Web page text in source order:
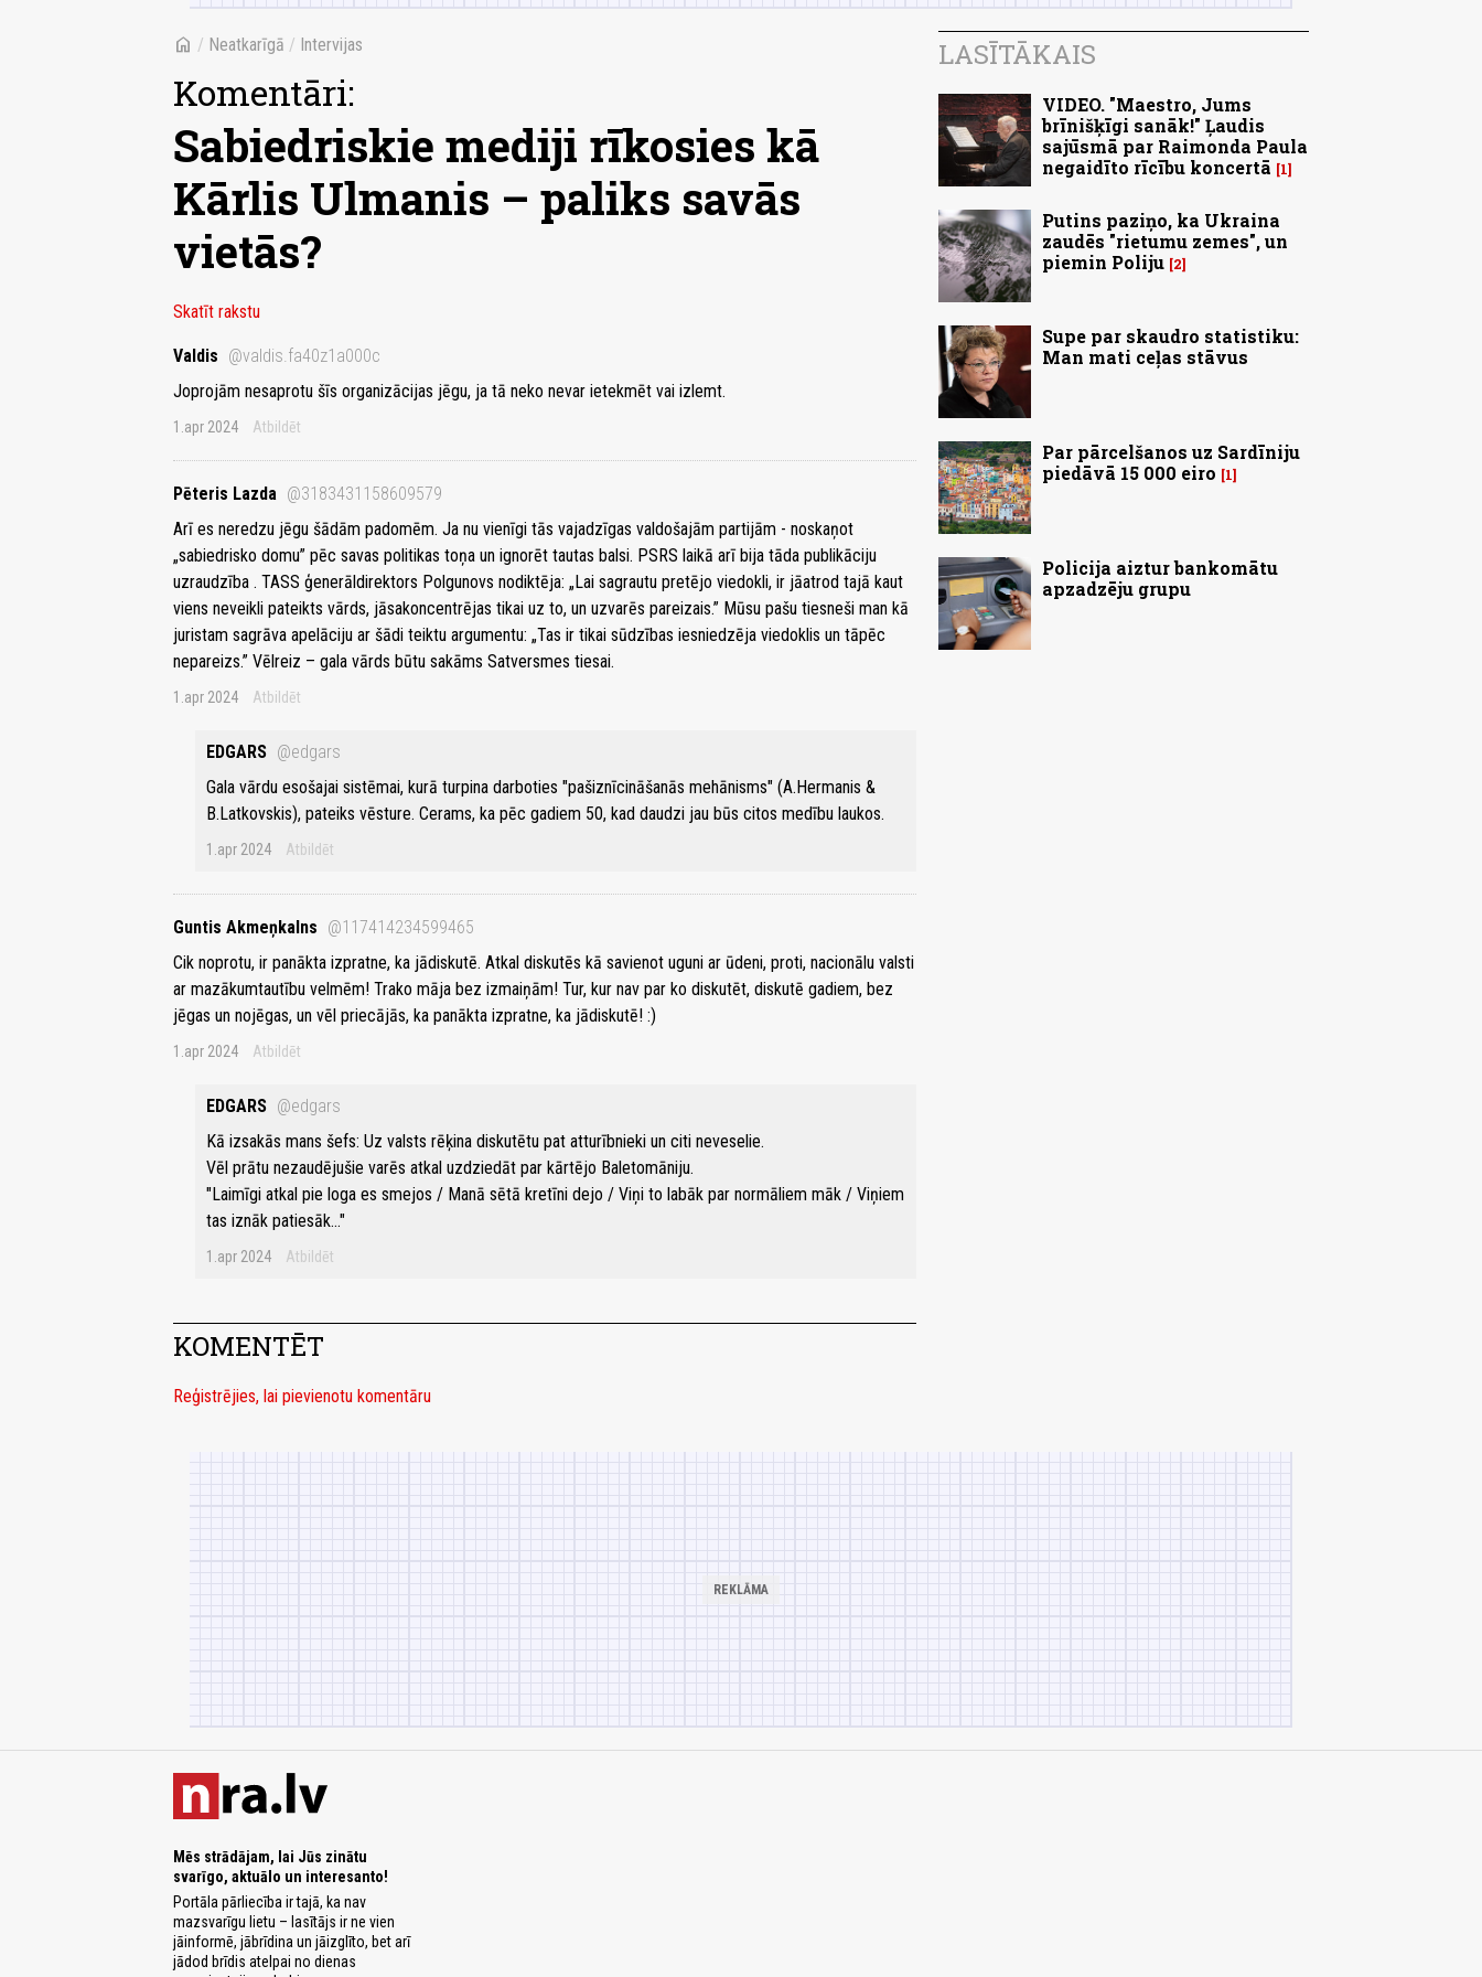
home / Neatkarīgā / Intervijas
Komentāri:
Sabiedriskie mediji rīkosies kā
Kārlis Ulmanis – paliks savās
vietās?
Skatīt rakstu
Valdis @valdis.fa40z1a000c
Joprojām nesaprotu šīs organizācijas jēgu, ja tā neko nevar ietekmēt vai izlemt.
1.apr 2024 Atbildēt
Pēteris Lazda @3183431158609579
Arī es neredzu jēgu šādām padomēm. Ja nu vienīgi tās vajadzīgas valdošajām partijām - noskaņot
„sabiedrisko domu” pēc savas politikas toņa un ignorēt tautas balsi. PSRS laikā arī bija tāda publikāciju
uzraudzība . TASS ģenerāldirektors Polgunovs nodiktēja: „Lai sagrautu pretējo viedokli, ir jāatrod tajā kaut
viens neveikli pateikts vārds, jāsakoncentrējas tikai uz to, un uzvarēs pareizais.” Mūsu pašu tiesneši man kā
juristam sagrāva apelāciju ar šādi teiktu argumentu: „Tas ir tikai sūdzības iesniedzēja viedoklis un tāpēc
nepareizs.” Vēlreiz – gala vārds būtu sakāms Satversmes tiesai.
1.apr 2024 Atbildēt
EDGARS @edgars
Gala vārdu esošajai sistēmai, kurā turpina darboties "pašiznīcināšanās mehānisms" (A.Hermanis &
B.Latkovskis), pateiks vēsture. Cerams, ka pēc gadiem 50, kad daudzi jau būs citos medību laukos.
1.apr 2024 Atbildēt
Guntis Akmeņkalns @117414234599465
Cik noprotu, ir panākta izpratne, ka jādiskutē. Atkal diskutēs kā savienot uguni ar ūdeni, proti, nacionālu valsti
ar mazākumtautību velmēm! Trako māja bez izmaiņām! Tur, kur nav par ko diskutēt, diskutē gadiem, bez
jēgas un nojēgas, un vēl priecājās, ka panākta izpratne, ka jādiskutē! :)
1.apr 2024 Atbildēt
EDGARS @edgars
Kā izsakās mans šefs: Uz valsts rēķina diskutētu pat atturībnieki un citi neveselie.
Vēl prātu nezaudējušie varēs atkal uzdziedāt par kārtējo Baletomāniju.
"Laimīgi atkal pie loga es smejos / Manā sētā kretīni dejo / Viņi to labāk par normāliem māk / Viņiem
tas iznāk patiesāk..."
1.apr 2024 Atbildēt
KOMENTĒT
Reģistrējies, lai pievienotu komentāru
LASĪTĀKAIS
VIDEO. "Maestro, Jums
brīnišķīgi sanāk!" Ļaudis
sajūsmā par Raimonda Paula
negaidīto rīcību koncertā
1
Putins paziņo, ka Ukraina
zaudēs "rietumu zemes", un
piemin Poliju 2
Supe par skaudro statistiku:
Man mati ceļas stāvus
Par pārcelšanos uz Sardīniju
piedāvā 15 000 eiro
1
Policija aiztur bankomātu
apzadzēju grupu
Mēs strādājam, lai Jūs zinātu
svarīgo, aktuālo un interesanto!
Portāla pārliecība ir tajā, ka nav
mazsvarīgu lietu – lasītājs ir ne vien
jāinformē, jābrīdina un jāizglīto, bet arī
jādod brīdis atelpai no dienas